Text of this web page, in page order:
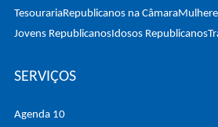
TesourariaRepublicanos na Câmara
Jovens RepublicanosIdosos Republicanos
SERVIÇOS
Agenda 10